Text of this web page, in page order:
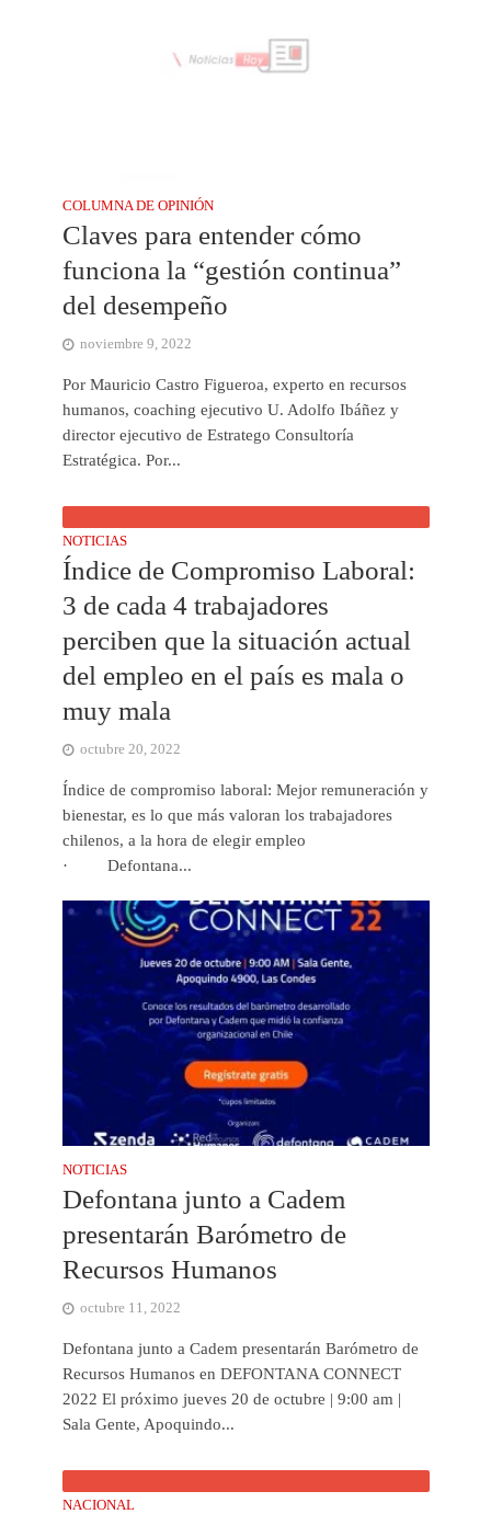
COLUMNA DE OPINIÓN
Claves para entender cómo
funciona la “gestión continua”
del desempeño
noviembre 9, 2022
Por Mauricio Castro Figueroa, experto en recursos
humanos, coaching ejecutivo U. Adolfo Ibáñez y
director ejecutivo de Estratego Consultoría
Estratégica. Por...
NOTICIAS
Índice de Compromiso Laboral:
3 de cada 4 trabajadores
perciben que la situación actual
del empleo en el país es mala o
muy mala
octubre 20, 2022
Índice de compromiso laboral: Mejor remuneración y
bienestar, es lo que más valoran los trabajadores
chilenos, a la hora de elegir empleo
· Defontana...
NOTICIAS
Defontana junto a Cadem
presentarán Barómetro de
Recursos Humanos
octubre 11, 2022
Defontana junto a Cadem presentarán Barómetro de
Recursos Humanos en DEFONTANA CONNECT
2022 El próximo jueves 20 de octubre | 9:00 am |
Sala Gente, Apoquindo...
NACIONAL